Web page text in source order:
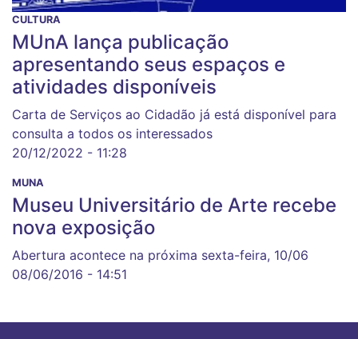
CULTURA
MUnA lança publicação
apresentando seus espaços e
atividades disponíveis
Carta de Serviços ao Cidadão já está disponível para
consulta a todos os interessados
20/12/2022 - 11:28
MUNA
Museu Universitário de Arte recebe
nova exposição
Abertura acontece na próxima sexta-feira, 10/06
08/06/2016 - 14:51